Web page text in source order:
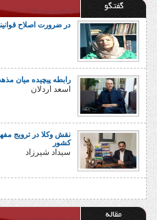
گفتگو
در ضرورت اصلاح
رابطه پیچیده میان
اسعد اردلان
نقش وکلا در ترویج
کشور
سیداد شیرزاد
مقاله